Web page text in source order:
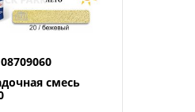
смесь